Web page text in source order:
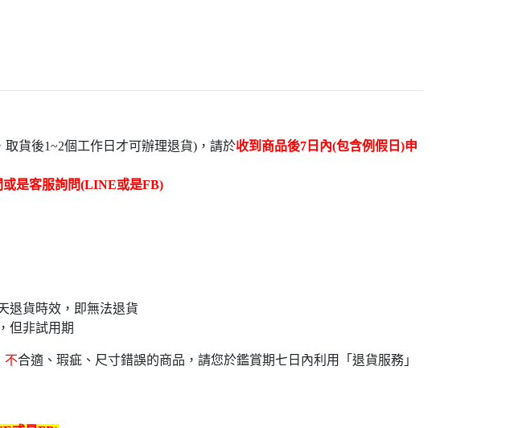
取貨後1~2個工作日才可辦理退貨)，請於收到商品後7日內(包含例假日)申
是客服詢問(LINE或是FB)
成
貨時效，即無法退貨
但非試用期
不合適、瑕疵、尺寸錯誤的商品，請您於鑑賞期七日內利用「退貨服務」